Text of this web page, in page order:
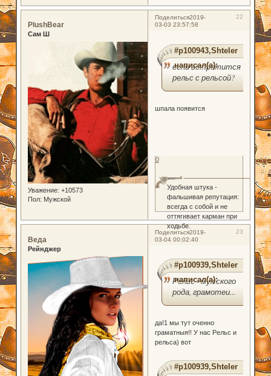
Поделиться 22
2019-
03-03 23:57:58
PlushBear
Сам Ш
Уважение: +10573
Пол: Мужской
#p100943,Shteler
написал(а):
если встретится
рельс с рельсой?
шпала появится
Удобная штука -
фальшивая репутация:
всегда с собой и не
оттягивает карман при
ходьбе.
0
Поделиться 23
2019-
03-04 00:02:40
Веда
Рейнджер
#p100939,Shteler
написал(а):
Рельс - мужского
рода, грамотеи...
да!1 мы тут оченно
граматныя!! У нас Рельс и
рельса) вот
#p100939,Shteler